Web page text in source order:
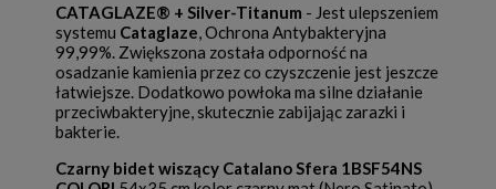
CATAGLAZE® + Silver-Titanum - Jest ulepszeniem
systemu Cataglaze , Ochrona Antybakteryjna
99,99%. Zwiększona została odporność na
osadzanie kamienia przez co czyszczenie jest jeszcze
łatwiejsze. Dodatkowo powłoka ma silne działanie
przeciwbakteryjne, skutecznie zabijając zarazki i
bakterie.
Czarny bidet wiszący Catalano Sfera 1BSF54NS